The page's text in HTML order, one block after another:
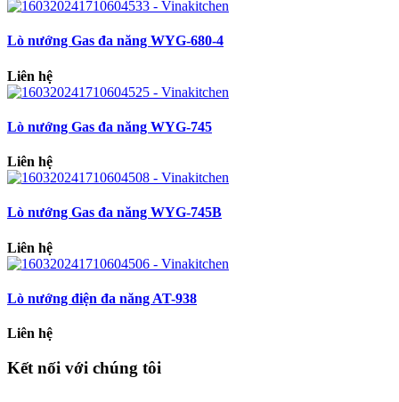
Lò nướng Gas đa năng WYG-680-4
Liên hệ
Lò nướng Gas đa năng WYG-745
Liên hệ
Lò nướng Gas đa năng WYG-745B
Liên hệ
Lò nướng điện đa năng AT-938
Liên hệ
Kết nối với chúng tôi